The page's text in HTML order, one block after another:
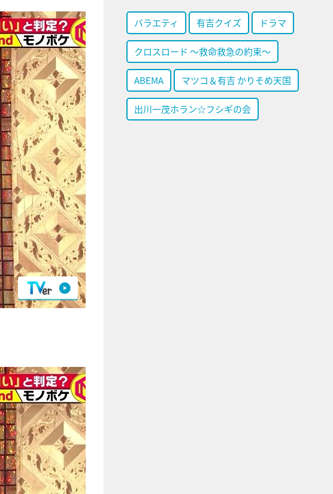
バラエティ 有吉クイズ ドラマ
クロスロード ～救命救急の約束～
ABEMA マツコ＆有吉 かりそめ天国
出川一茂ホラン☆フシギの会